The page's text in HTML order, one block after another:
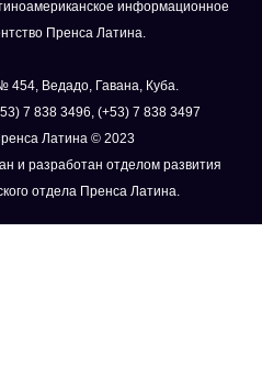
информационное
Пренса Латина.
454, Ведадо, Гавана, Куба.
7 838 3496, (+53) 7 838 3497
Латина © 2023
и разработан отделом развития
отдела Пренса Латина.